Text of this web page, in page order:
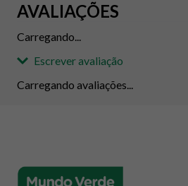
AVALIAÇÕES
Carregando...
Escrever avaliação
Carregando avaliações...